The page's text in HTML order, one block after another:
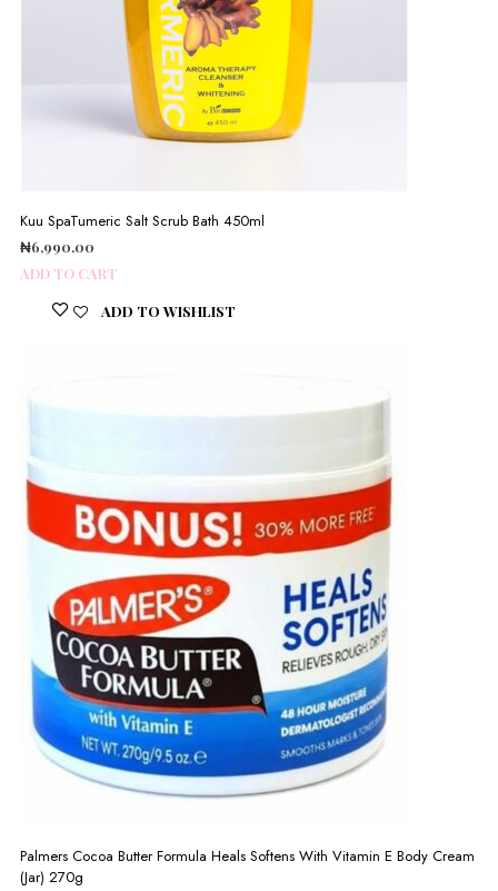
Kuu SpaTumeric Salt Scrub Bath 450ml
₦6,990.00
ADD TO CART
ADD TO WISHLIST
Palmers Cocoa Butter Formula Heals Softens With Vitamin E Body Cream
(Jar) 270g